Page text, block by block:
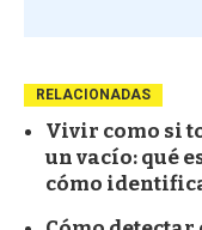
RELACIONADAS
Vivir como si
un vacío: qué
cómo